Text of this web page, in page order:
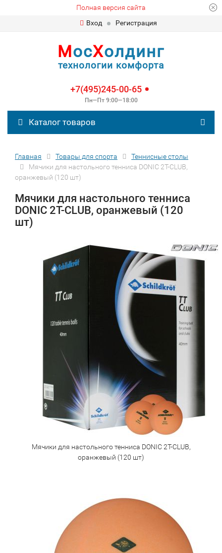
Полная версия сайта
Вход
Регистрация
МосХолдинг
технологии комфорта
+7(495)245-00-65
Пн—Пт 9:00—18:00
Каталог товаров
Главная Товары для спорта
Теннисные столы
Мячики для настольного тенниса DONIC 2T-CLUB,
оранжевый (120 шт)
Мячики для настольного тенниса
DONIC 2T-CLUB, оранжевый (120
шт)
Мячики для настольного тенниса DONIC 2T-CLUB,
оранжевый (120 шт)